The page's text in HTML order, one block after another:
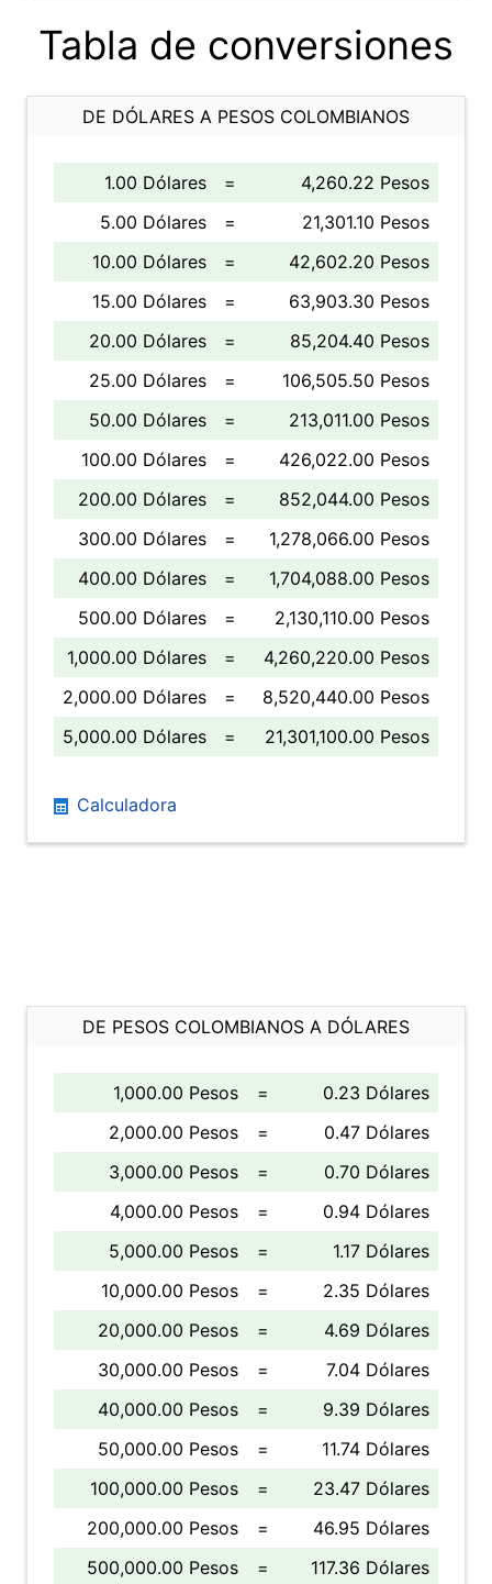
Tabla de conversiones
DE DÓLARES A PESOS COLOMBIANOS
1.00 Dólares =
4,260.22 Pesos
5.00 Dólares
=
21,301.10 Pesos
10.00 Dólares
=
42,602.20 Pesos
15.00 Dólares
=
63,903.30 Pesos
20.00 Dólares
=
85,204.40 Pesos
25.00 Dólares
=
106,505.50 Pesos
50.00 Dólares
=
213,011.00 Pesos
100.00 Dólares
=
426,022.00 Pesos
200.00 Dólares
=
852,044.00 Pesos
300.00 Dólares
=
1,278,066.00 Pesos
400.00 Dólares
=
1,704,088.00 Pesos
500.00 Dólares
=
2,130,110.00 Pesos
1,000.00 Dólares
=
4,260,220.00 Pesos
2,000.00 Dólares
=
8,520,440.00 Pesos
5,000.00 Dólares
= 21,301,100.00 Pesos
Calculadora
DE PESOS COLOMBIANOS A DÓLARES
1,000.00 Pesos =
0.23 Dólares
2,000.00 Pesos
=
0.47 Dólares
3,000.00 Pesos
=
0.70 Dólares
4,000.00 Pesos
=
0.94 Dólares
5,000.00 Pesos
=
1.17 Dólares
10,000.00 Pesos
=
2.35 Dólares
20,000.00 Pesos
=
4.69 Dólares
30,000.00 Pesos
=
7.04 Dólares
40,000.00 Pesos
=
9.39 Dólares
50,000.00 Pesos
=
11.74 Dólares
100,000.00 Pesos
=
23.47 Dólares
200,000.00 Pesos
=
46.95 Dólares
500,000.00 Pesos
= 117.36 Dólares